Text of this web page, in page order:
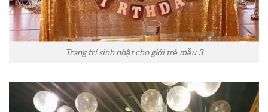
Trang trí sinh nhật cho giới trẻ mẫu 3